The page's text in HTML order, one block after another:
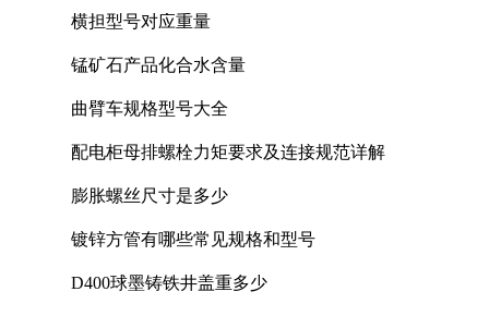
横担型号对应重量
锰矿石产品化合水含量
曲臂车规格型号大全
配电柜母排螺栓力矩要求及连接规范详解
膨胀螺丝尺寸是多少
镀锌方管有哪些常见规格和型号
D400球墨铸铁井盖重多少